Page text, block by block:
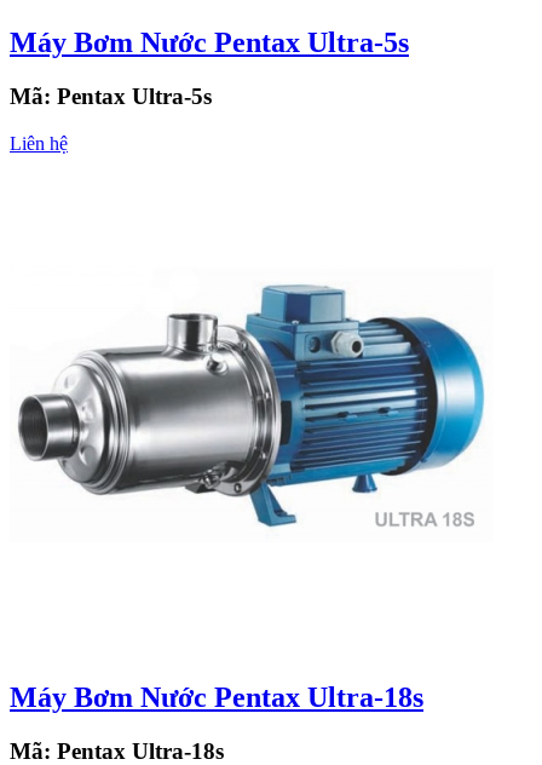
Máy Bơm Nước Pentax Ultra-5s
Mã: Pentax Ultra-5s
Liên hệ
Máy Bơm Nước Pentax Ultra-18s
Mã: Pentax Ultra-18s